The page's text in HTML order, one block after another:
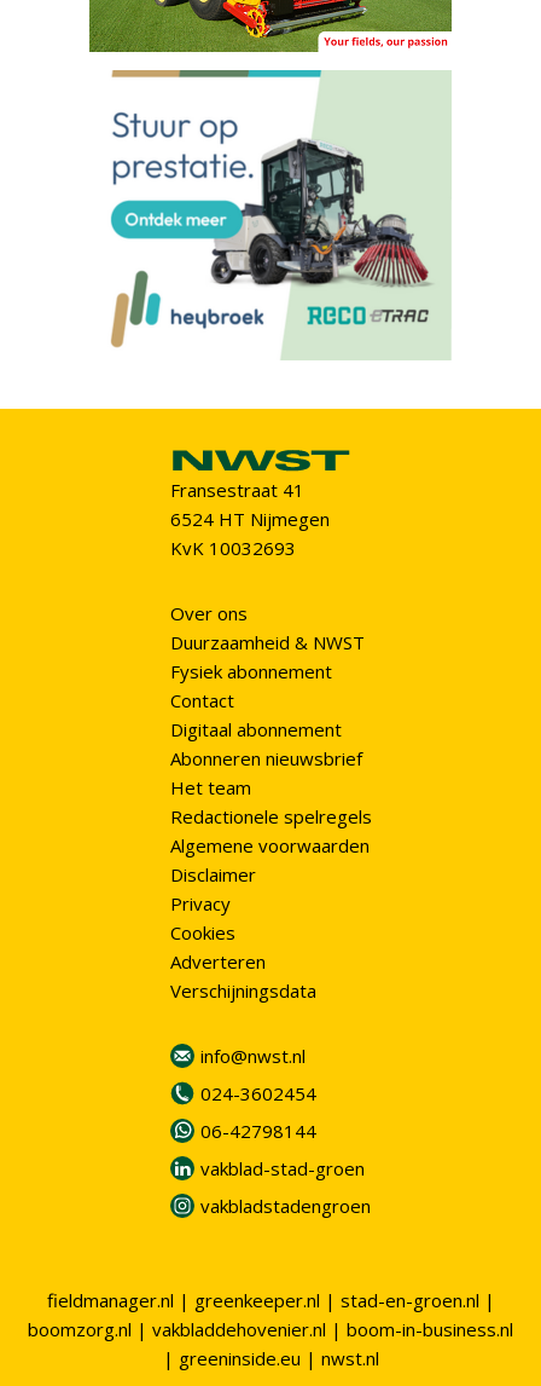
Fransestraat 41
6524 HT Nijmegen
KvK 10032693
Over ons
Duurzaamheid & NWST
Fysiek abonnement
Contact
Digitaal abonnement
Abonneren nieuwsbrief
Het team
Redactionele spelregels
Algemene voorwaarden
Disclaimer
Privacy
Cookies
Adverteren
Verschijningsdata
info@nwst.nl
024-3602454
06-42798144
vakblad-stad-groen
vakbladstadengroen
fieldmanager.nl | greenkeeper.nl | stad-en-groen.nl |
boomzorg.nl | vakbladdehovenier.nl | boom-in-business.nl
| greeninside.eu | nwst.nl